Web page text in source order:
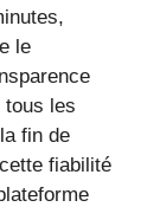
le
tous les
fin de
fiabilité